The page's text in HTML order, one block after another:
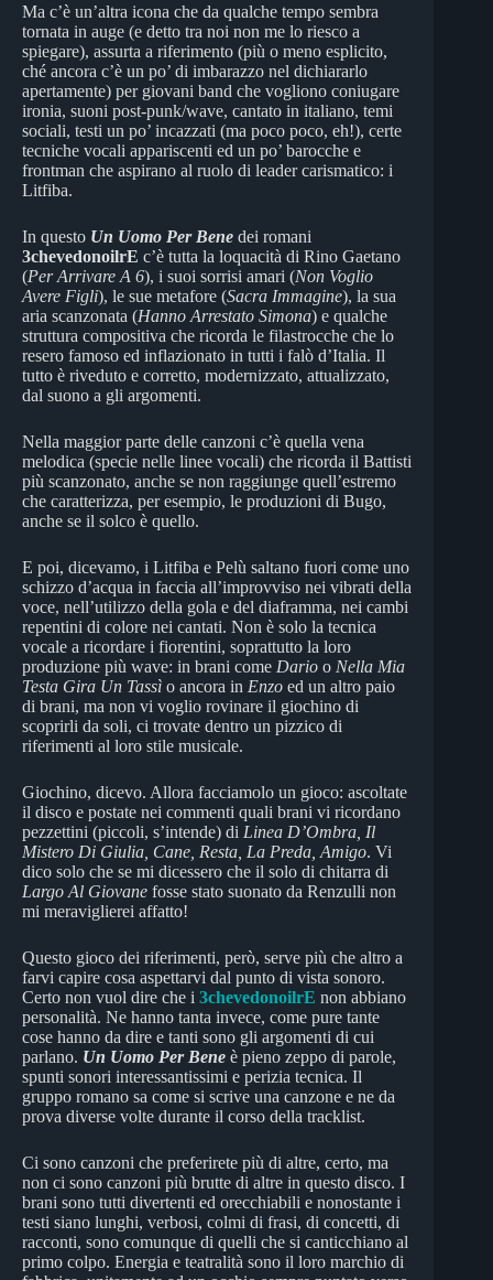
Ma c’è un’altra icona che da qualche tempo sembra
tornata in auge (e detto tra noi non me lo riesco a
spiegare), assurta a riferimento (più o meno esplicito,
ché ancora c’è un po’ di imbarazzo nel dichiararlo
apertamente) per giovani band che vogliono coniugare
ironia, suoni post-punk/wave, cantato in italiano, temi
sociali, testi un po’ incazzati (ma poco poco, eh!), certe
tecniche vocali appariscenti ed un po’ barocche e
frontman che aspirano al ruolo di leader carismatico: i
Litfiba.
In questo Un Uomo Per Bene dei romani
3chevedonoilrE c’è tutta la loquacità di Rino Gaetano
(Per Arrivare A 6), i suoi sorrisi amari (Non Voglio
Avere Figli), le sue metafore (Sacra Immagine), la sua
aria scanzonata (Hanno Arrestato Simona) e qualche
struttura compositiva che ricorda le filastrocche che lo
resero famoso ed inflazionato in tutti i falò d’Italia. Il
tutto è riveduto e corretto, modernizzato, attualizzato,
dal suono a gli argomenti.
Nella maggior parte delle canzoni c’è quella vena
melodica (specie nelle linee vocali) che ricorda il Battisti
più scanzonato, anche se non raggiunge quell’estremo
che caratterizza, per esempio, le produzioni di Bugo,
anche se il solco è quello.
E poi, dicevamo, i Litfiba e Pelù saltano fuori come uno
schizzo d’acqua in faccia all’improvviso nei vibrati della
voce, nell’utilizzo della gola e del diaframma, nei cambi
repentini di colore nei cantati. Non è solo la tecnica
vocale a ricordare i fiorentini, soprattutto la loro
produzione più wave: in brani come Dario o Nella Mia
Testa Gira Un Tassì o ancora in Enzo ed un altro paio
di brani, ma non vi voglio rovinare il giochino di
scoprirli da soli, ci trovate dentro un pizzico di
riferimenti al loro stile musicale.
Giochino, dicevo. Allora facciamolo un gioco: ascoltate
il disco e postate nei commenti quali brani vi ricordano
pezzettini (piccoli, s’intende) di Linea D’Ombra, Il
Mistero Di Giulia, Cane, Resta, La Preda, Amigo. Vi
dico solo che se mi dicessero che il solo di chitarra di
Largo Al Giovane fosse stato suonato da Renzulli non
mi meraviglierei affatto!
Questo gioco dei riferimenti, però, serve più che altro a
farvi capire cosa aspettarvi dal punto di vista sonoro.
Certo non vuol dire che i 3chevedonoilrE non abbiano
personalità. Ne hanno tanta invece, come pure tante
cose hanno da dire e tanti sono gli argomenti di cui
parlano. Un Uomo Per Bene è pieno zeppo di parole,
spunti sonori interessantissimi e perizia tecnica. Il
gruppo romano sa come si scrive una canzone e ne da
prova diverse volte durante il corso della tracklist.
Ci sono canzoni che preferirete più di altre, certo, ma
non ci sono canzoni più brutte di altre in questo disco. I
brani sono tutti divertenti ed orecchiabili e nonostante i
testi siano lunghi, verbosi, colmi di frasi, di concetti, di
racconti, sono comunque di quelli che si canticchiano al
primo colpo. Energia e teatralità sono il loro marchio di